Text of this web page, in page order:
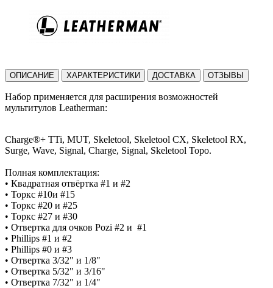
ОПИСАНИЕ ХАРАКТЕРИСТИКИ ДОСТАВКА ОТЗЫВЫ
Набор применяется для расширения возможностей
мультитулов Leatherman:
Charge®+ TTi, MUT, Skeletool, Skeletool CX, Skeletool RX,
Surge, Wave, Signal, Charge, Signal, Skeletool Topo.
Полная комплектация:
• Квадратная отвёртка #1 и #2
• Торкс #10и #15
• Торкс #20 и #25
• Торкс #27 и #30
• Отвертка для очков Pozi #2 и #1
• Phillips #1 и #2
• Phillips #0 и #3
• Отвертка 3/32" и 1/8"
• Отвертка 5/32" и 3/16"
• Отвертка 7/32" и 1/4"